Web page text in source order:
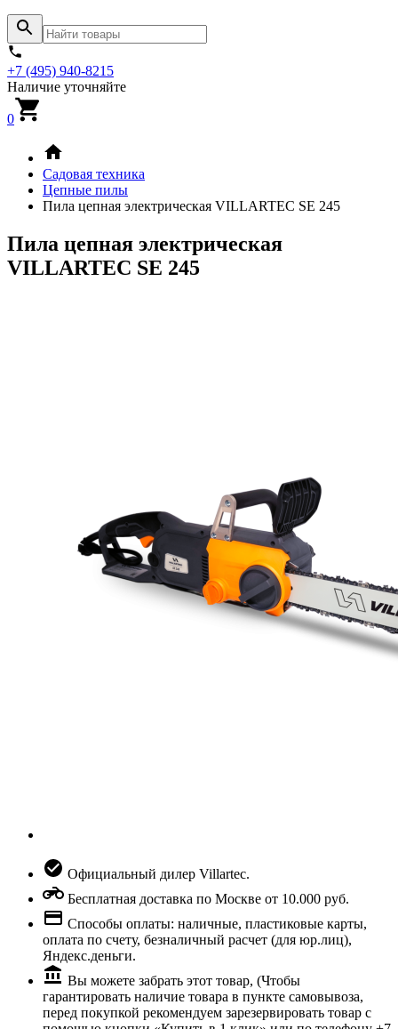
+7 (495) 940-8215
Наличие уточняйте
0
Садовая техника
Цепные пилы
Пила цепная электрическая VILLARTEC SE 245
Пила цепная электрическая
VILLARTEC SE 245
Официальный дилер Villartec.
Бесплатная доставка по Москве от 10.000 руб.
Способы оплаты: наличные, пластиковые карты,
оплата по счету, безналичный расчет (для юр.лиц),
Яндекс.деньги.
Вы можете забрать этот товар, (Чтобы
гарантировать наличие товара в пункте самовывоза,
перед покупкой рекомендуем зарезервировать товар с